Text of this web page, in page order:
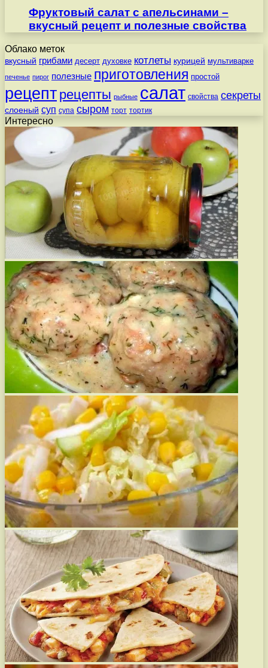
Фруктовый салат с апельсинами –
вкусный рецепт и полезные свойства
Облако меток
вкусный грибами десерт духовке котлеты курицей мультиварке
печенье пирог полезные приготовления простой
рецепт рецепты рыбные салат свойства секреты
слоеный суп супа сыром торт тортик
Интересно